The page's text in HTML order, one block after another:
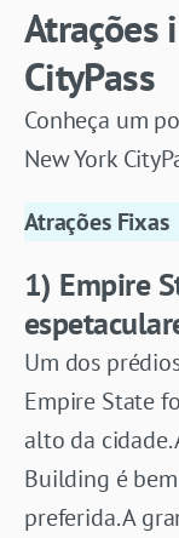
Atrações
CityPass
Conheça um
New York
Atrações Fixas
1) Empire
Um dos
Empire State
alto da
Building é
preferida. A